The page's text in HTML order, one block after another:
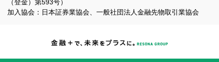
（登金）第593号）
加入協会：日本証券業協会、一般社団法人金融先物取引業協会